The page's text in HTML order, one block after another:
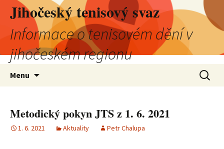
Jihočeský tenisový svaz
Informace o tenisovém dění v
jihočeském regionu
Menu
Metodický pokyn JTS z 1. 6. 2021
1. 6. 2021 Aktuality Petr Chalupa